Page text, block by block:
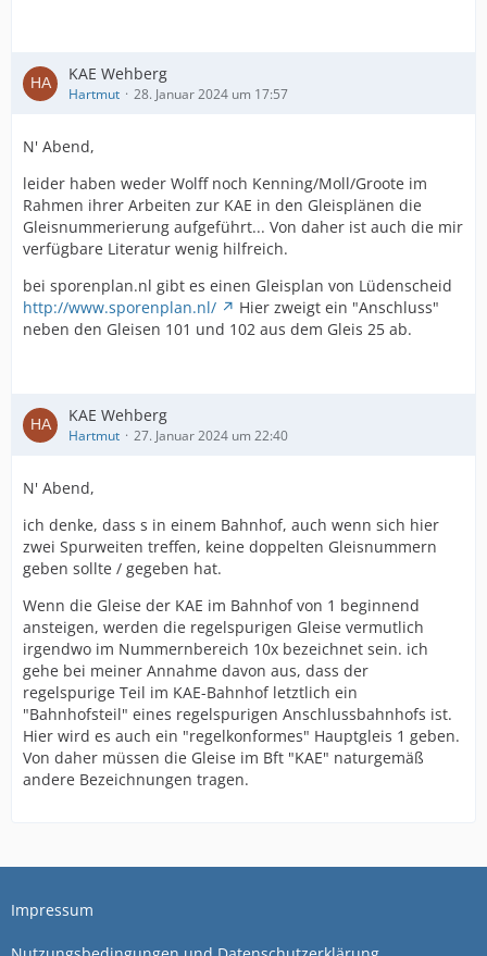
KAE Wehberg
Hartmut 28. Januar 2024 um 17:57
N' Abend,
leider haben weder Wolff noch Kenning/Moll/Groote im
Rahmen ihrer Arbeiten zur KAE in den Gleisplänen die
Gleisnummerierung aufgeführt... Von daher ist auch die mir
verfügbare Literatur wenig hilfreich.
bei sporenplan.nl gibt es einen Gleisplan von Lüdenscheid
http://www.sporenplan.nl/
Hier zweigt ein "Anschluss"
neben den Gleisen 101 und 102 aus dem Gleis 25 ab.
KAE Wehberg
Hartmut 27. Januar 2024 um 22:40
N' Abend,
ich denke, dass s in einem Bahnhof, auch wenn sich hier
zwei Spurweiten treffen, keine doppelten Gleisnummern
geben sollte / gegeben hat.
Wenn die Gleise der KAE im Bahnhof von 1 beginnend
ansteigen, werden die regelspurigen Gleise vermutlich
irgendwo im Nummernbereich 10x bezeichnet sein. ich
gehe bei meiner Annahme davon aus, dass der
regelspurige Teil im KAE-Bahnhof letztlich ein
"Bahnhofsteil" eines regelspurigen Anschlussbahnhofs ist.
Hier wird es auch ein "regelkonformes" Hauptgleis 1 geben.
Von daher müssen die Gleise im Bft "KAE" naturgemäß
andere Bezeichnungen tragen.
Impressum